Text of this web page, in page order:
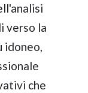
verso la
idoneo,
che